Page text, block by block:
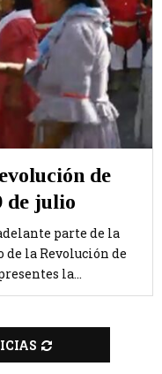
de
de julio
parte de la
de la Revolución de
la...